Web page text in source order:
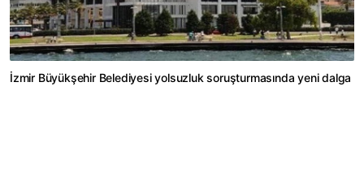
İzmir Büyükşehir Belediyesi yolsuzluk soruşturmasında yeni dalga